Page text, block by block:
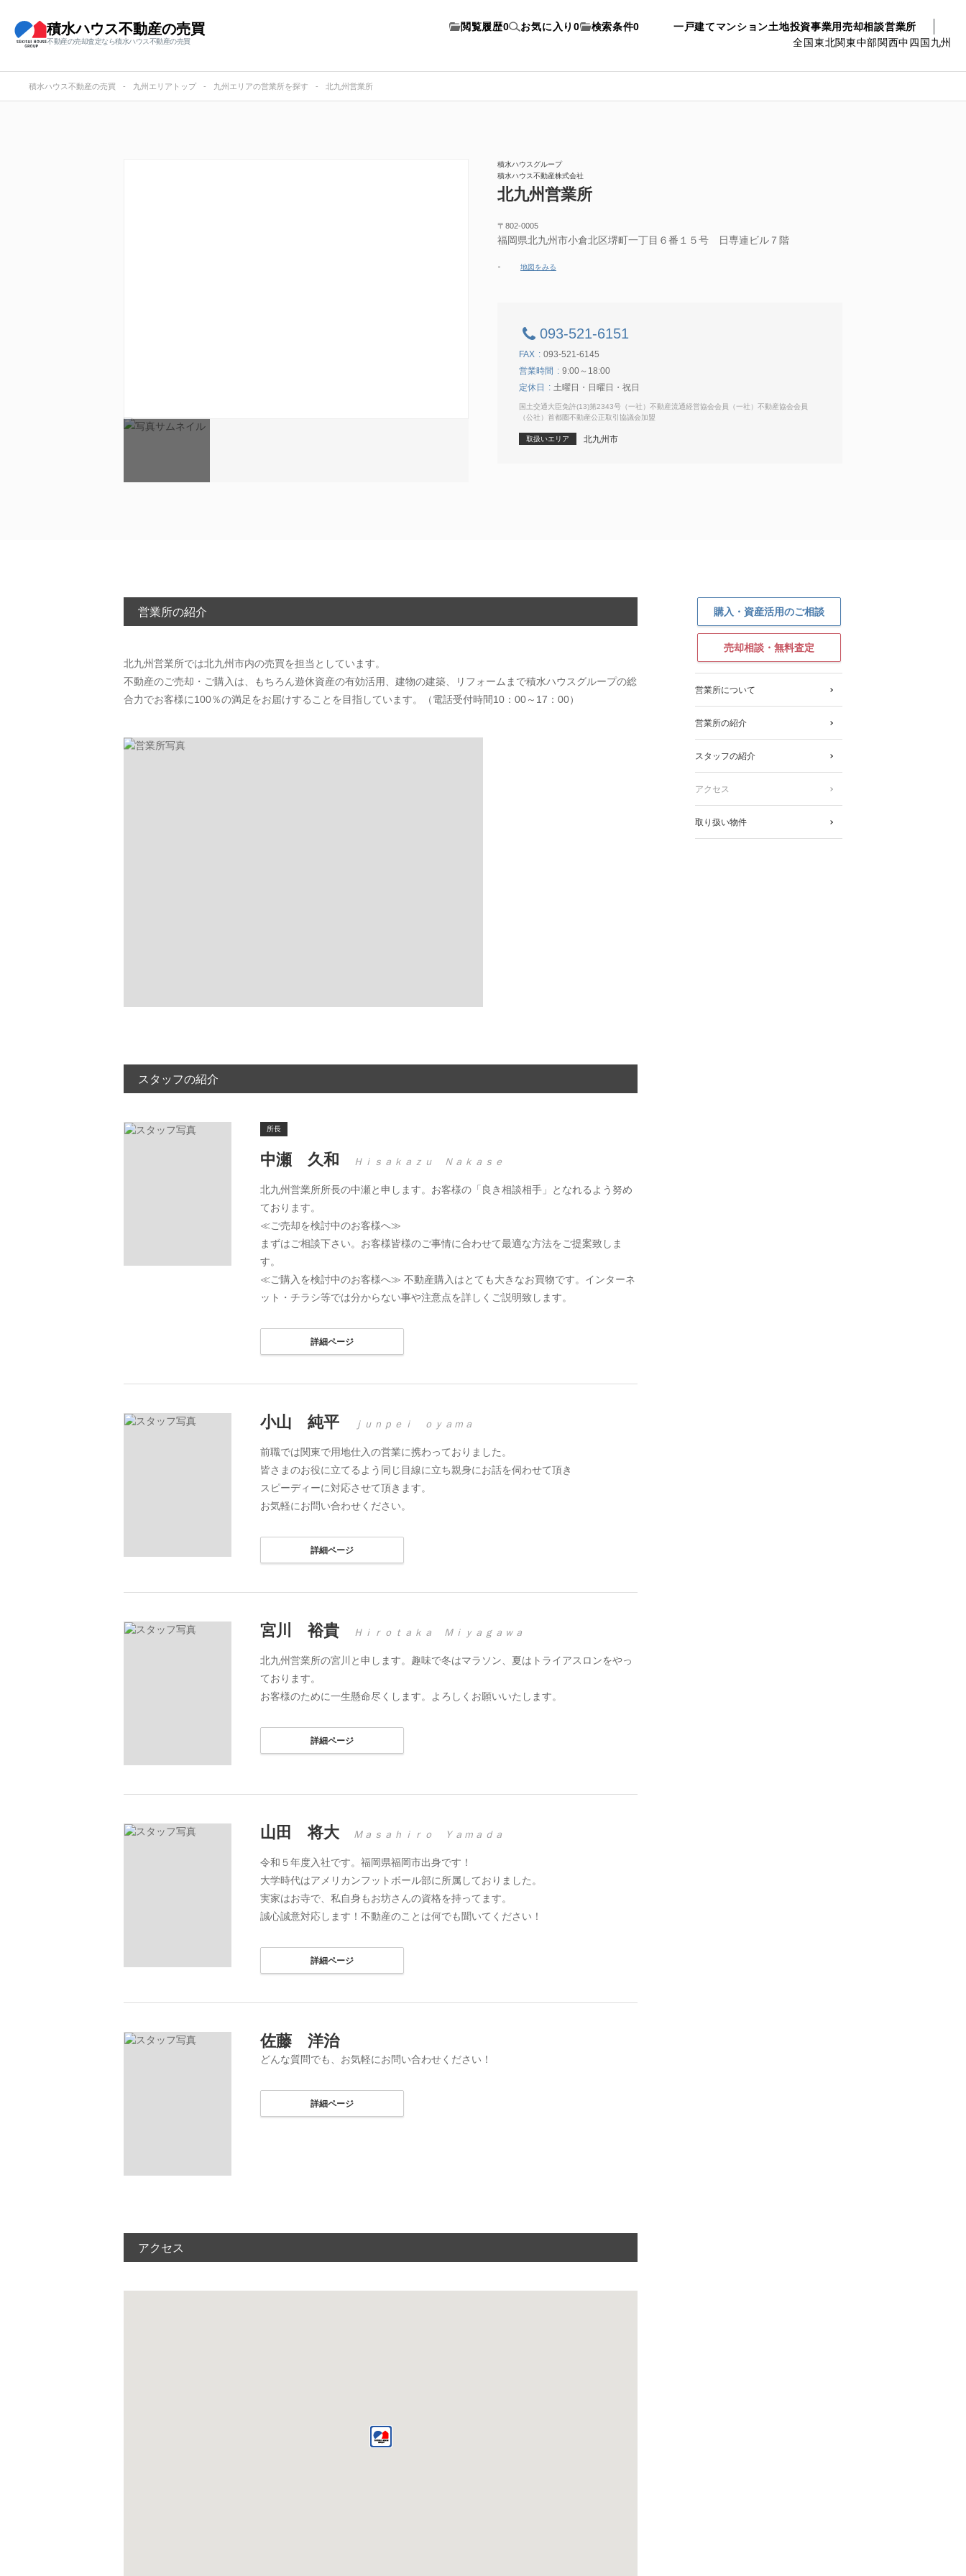
積水ハウス不動産の売買
不動産の売却査定なら積水ハウス不動産の売買
一戸建てマンション土地投資事業用売却相談営業所
全国東北関東中部関西中四国九州
閲覧履歴0 お気に入り 0 検索条件0
積水ハウス不動産の売買 九州エリアトップ 九州エリアの営業所を探す 北九州営業所
積水ハウスグループ
積水ハウス不動産株式会社
北九州営業所
〒802-0005
福岡県北九州市小倉北区堺町一丁目６番１５号 日専連ビル７階
地図をみる
093-521-6151
FAX
093-521-6145
営業時間
9:00～18:00
定休日
土曜日・日曜日・祝日
国土交通大臣免許(13)第2343号（一社）不動産流通経営協会会員（一社）不動産協会会員
（公社）首都圏不動産公正取引協議会加盟
取扱いエリア 北九州市
営業所の紹介
北九州営業所では北九州市内の売買を担当としています。
不動産のご売却・ご購入は、もちろん遊休資産の有効活用、建物の建築、リフォームまで積水ハウスグループの総
合力でお客様に100％の満足をお届けすることを目指しています。（電話受付時間10：00～17：00）
スタッフの紹介
所長
中瀬 久和 Ｈｉｓａｋａｚｕ Ｎａｋａｓｅ
北九州営業所所長の中瀬と申します。お客様の「良き相談相手」となれるよう努め
ております。
≪ご売却を検討中のお客様へ≫
まずはご相談下さい。お客様皆様のご事情に合わせて最適な方法をご提案致しま
す。
≪ご購入を検討中のお客様へ≫ 不動産購入はとても大きなお買物です。インターネ
ット・チラシ等では分からない事や注意点を詳しくご説明致します。
詳細ページ
小山 純平 ｊｕｎｐｅｉ ｏｙａｍａ
前職では関東で用地仕入の営業に携わっておりました。
皆さまのお役に立てるよう同じ目線に立ち親身にお話を伺わせて頂き
スピーディーに対応させて頂きます。
お気軽にお問い合わせください。
詳細ページ
宮川 裕貴 Ｈｉｒｏｔａｋａ Ｍｉｙａｇａｗａ
北九州営業所の宮川と申します。趣味で冬はマラソン、夏はトライアスロンをやっ
ております。
お客様のために一生懸命尽くします。よろしくお願いいたします。
詳細ページ
山田 将大 Ｍａｓａｈｉｒｏ Ｙａｍａｄａ
令和５年度入社です。福岡県福岡市出身です！
大学時代はアメリカンフットボール部に所属しておりました。
実家はお寺で、私自身もお坊さんの資格を持ってます。
誠心誠意対応します！不動産のことは何でも聞いてください！
詳細ページ
佐藤 洋治
どんな質問でも、お気軽にお問い合わせください！
詳細ページ
アクセス
購入・資産活用のご相談
売却相談・無料査定
営業所について
営業所の紹介
スタッフの紹介
アクセス
取り扱い物件